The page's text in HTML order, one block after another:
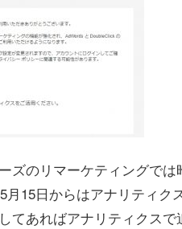
ズのリマーケティングで
月15日からはアナリティ
てあればアナリティクス